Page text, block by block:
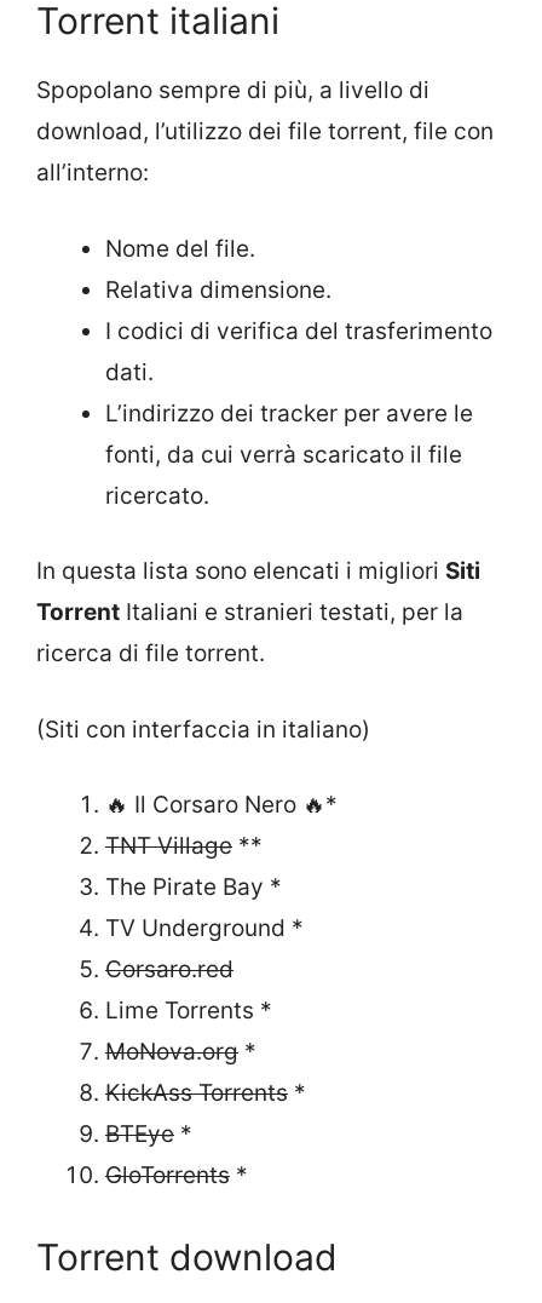
Torrent italiani
Spopolano sempre di più, a livello di
download, l’utilizzo dei file torrent, file con
all’interno:
Nome del file.
Relativa dimensione.
I codici di verifica del trasferimento
dati.
L’indirizzo dei tracker per avere le
fonti, da cui verrà scaricato il file
ricercato.
In questa lista sono elencati i migliori Siti
Torrent Italiani e stranieri testati, per la
ricerca di file torrent.
(Siti con interfaccia in italiano)
🔥 Il Corsaro Nero 🔥*
TNT Village **
The Pirate Bay *
TV Underground *
Corsaro.red
Lime Torrents *
MoNova.org *
KickAss Torrents *
BTEye *
GloTorrents *
Torrent download